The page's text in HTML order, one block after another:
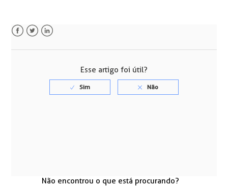
Esse artigo foi útil?
Não encontrou o que está procurando?